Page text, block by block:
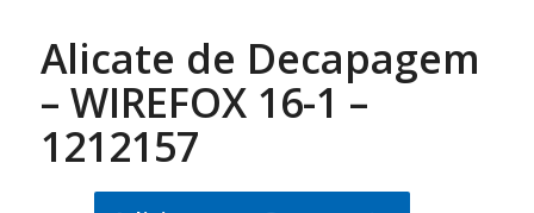
Alicate de Decapagem
– WIREFOX 16-1 –
1212157